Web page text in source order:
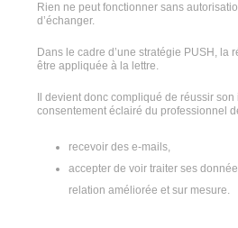
Rien ne peut fonctionner sans
d’échanger.
Dans le cadre d’une stratégie PUSH, la
être appliquée à la lettre.
Il devient donc compliqué de réussir
consentement éclairé du professionnel
recevoir des e-mails,
accepter de voir traiter ses
relation améliorée et sur mesure.